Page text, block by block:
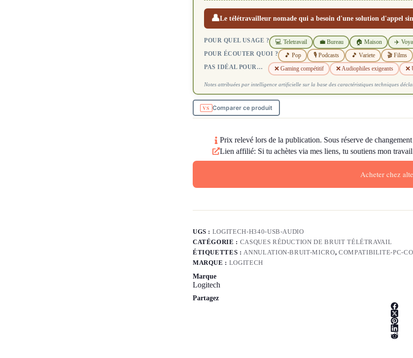
👤Le télétravailleur nomade qui a besoin d'une solution d'appel
POUR QUEL USAGE ? 💻 Teletravail 💼 Bureau 🏠 Maison ✈️
POUR ÉCOUTER QUOI ? 🎵 Pop 🎙️ Podcasts 🎵 Variete 🎬 Films
PAS IDÉAL POUR… ❌ Gaming compétitif ❌ Audiophiles exigeants ❌
Notes attribuées par intelligence artificielle sur la base des caractéristiques techniques
Comparer ce produit
Prix relevé lors de la publication. Sous réserve de
Lien affilié: Si tu achètes via mes liens, tu soutiens mon
Acheter chez
UGS : LOGITECH-H340-USB-AUDIO
CATÉGORIE : CASQUES RÉDUCTION DE BRUIT TÉLÉTRAVAIL
ÉTIQUETTES : ANNULATION-BRUIT-MICRO, COMPATIBILITE-PC-
MARQUE : LOGITECH
Marque
Logitech
Partagez